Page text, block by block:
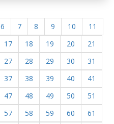
6 7 8 9 10
11
17 18 19 20
21
27 28 29 30
31
37 38 39 40
41
47 48 49 50
51
57 58 59 60 61